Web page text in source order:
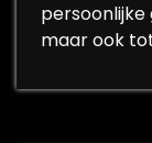
maar ook